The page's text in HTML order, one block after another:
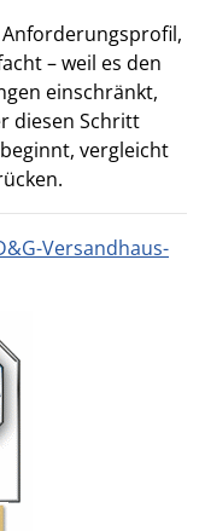
– weil es den
einschränkt,
diesen Schritt
vergleicht
Versandhaus-